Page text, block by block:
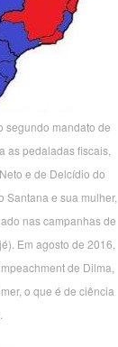
segundo mandato de
as pedaladas fiscais,
e de Delcídio do
Santana e sua mulher,
nas campanhas de
Em agosto de 2016,
de Dilma,
o que é de ciência